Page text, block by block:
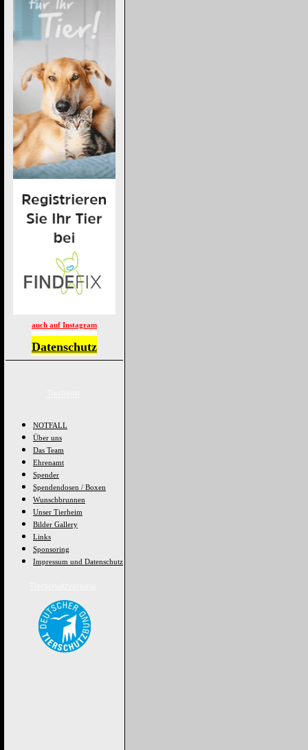
auch auf Instagram
Datenschutz
NOTFALL
Über uns
Das Team
Ehrenamt
Spender
Spendendosen / Boxen
Wunschbrunnen
Unser Tierheim
Bilder Gallery
Links
Sponsoring
Impressum und Datenschutz